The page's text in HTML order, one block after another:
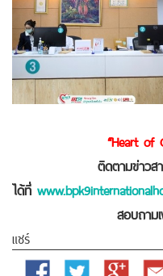
“Heart of
ติดตามข่าวส
ได้ที่
สอบถาม
แชร์
Facebook Twitter
Google